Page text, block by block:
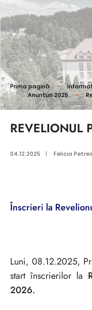
Prima pagină
Anunturi 2025
REVELIONUL
04.12.2025 | Felicia
Înscrieri la
Luni, 08.12.2025,
start înscrierilor la
2026.